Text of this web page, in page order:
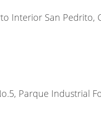
Interior San Pedrito,
Parque Industrial